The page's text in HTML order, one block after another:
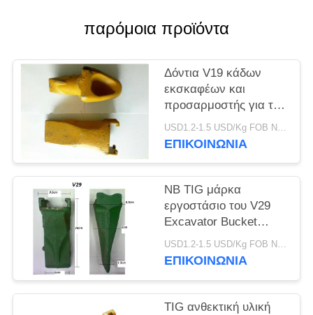
POLICY
παρόμοια προϊόντα
Δόντια V19 κάδων
εκσκαφέων και
προσαρμοστής για την
τρυπώντας με τρυπάνι
εργασία πετρελαίου
USD1.2-1.5 USD/Kg FOB Ningbo MOQ:2 Τόνων
ΕΠΙΚΟΙΝΩΝΙΑ
NB TIG μάρκα
εργοστάσιο του V29
Excavator Bucket
Δόντια V29SYL Και
προσαρμογέα, Rock
USD1.2-1.5 USD/Kg FOB Ningbo MOQ:2 Τόνων
ΕΠΙΚΟΙΝΩΝΙΑ
TIG ανθεκτική υλική